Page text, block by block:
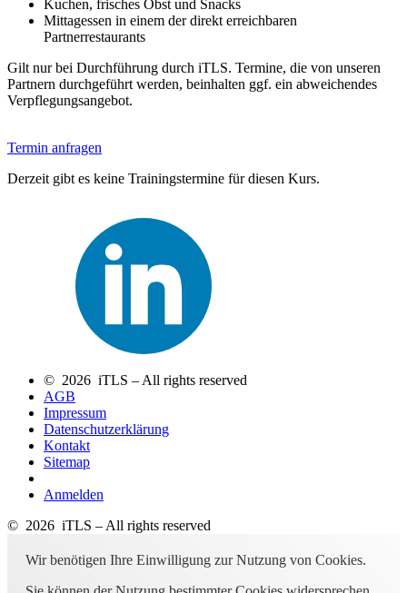
Kuchen, frisches Obst und Snacks
Mittagessen in einem der direkt erreichbaren
Partnerrestaurants
Gilt nur bei Durchführung durch iTLS. Termine, die von unseren
Partnern durchgeführt werden, beinhalten ggf. ein abweichendes
Verpflegungsangebot.
Termin anfragen
Derzeit gibt es keine Trainingstermine für diesen Kurs.
© 2026 iTLS – All rights reserved
AGB
Impressum
Datenschutzerklärung
Kontakt
Sitemap
Anmelden
© 2026 iTLS – All rights reserved
Wir benötigen Ihre Einwilligung zur Nutzung von Cookies.